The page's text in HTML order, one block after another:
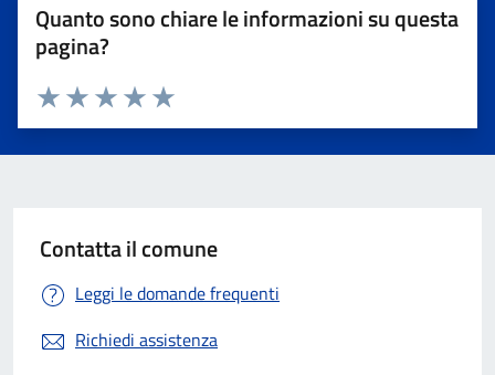
Quanto sono chiare le informazioni su questa
pagina?
Valuta 5 stelle su 5
Valuta 4 stelle su 5
Valuta 3 stelle su 5
Valuta 2 stelle su 5
Valuta 1 stelle su 5
Contatta il comune
Leggi le domande frequenti
Richiedi assistenza